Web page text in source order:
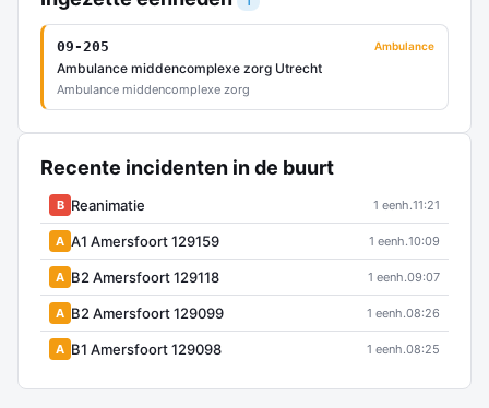
09-205 Ambulance
Ambulance middencomplexe zorg Utrecht
Ambulance middencomplexe zorg
Recente incidenten in de buurt
B Reanimatie 1 eenh.11:21
A A1 Amersfoort 129159 1 eenh.10:09
A B2 Amersfoort 129118 1 eenh.09:07
A B2 Amersfoort 129099 1 eenh.08:26
A B1 Amersfoort 129098 1 eenh.08:25